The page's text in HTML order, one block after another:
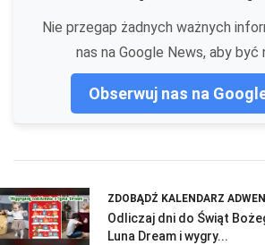
Nie przegap żadnych ważnych
nas na Google News, aby być
Obserwuj nas na
ZDOBĄDŹ KALENDARZ
Odliczaj dni do Świąt
Luna Dream i wygry...